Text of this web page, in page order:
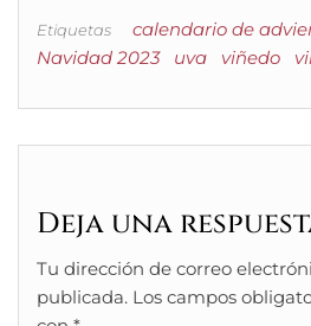
Etiquetas calendario de
Navidad 2023
uva viñedo
Deja una
Tu dirección de correo
publicada. Los campos